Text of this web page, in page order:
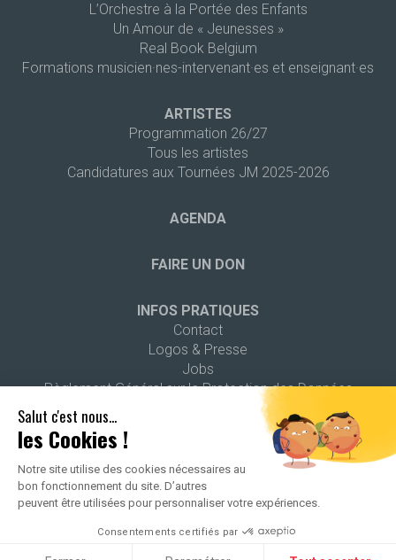
Salut c'est nous...
les Cookies !
Notre site utilise des cookies nécessaires au
bon fonctionnement du site. D’autres
peuvent être utilisées pour personnaliser votre expériences.
Consentements certifiés par
L’Orchestre à la Portée des Enfants
Un Amour de « Jeunesses »
Real Book Belgium
Formations musicien·nes-intervenant·es et enseignant·es
ARTISTES
Programmation 26/27
Tous les artistes
Candidatures aux Tournées JM 2025-2026
AGENDA
FAIRE UN DON
INFOS PRATIQUES
Contact
Logos & Presse
Jobs
Règlement Général sur la Protection des Données
2026 ALL RIGHTS RESERVED -POLITIQUE DE CONFIDENTIALITÉ
MENTIONS LÉGALES